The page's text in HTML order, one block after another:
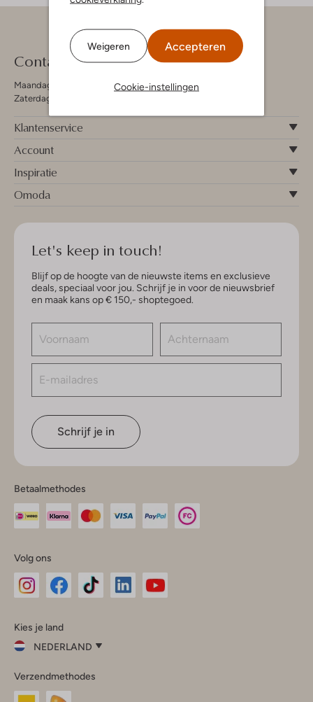
Weigeren Accepteren
Cookie-instellingen
Contact
Maandag - Vrijdag 09:00 - 19:00 uur
Zaterdag 09:00 - 17:00 uur
Klantenservice
Account
Inspiratie
Omoda
Let's keep in touch!
Blijf op de hoogte van de nieuwste items en exclusieve
deals, speciaal voor jou. Schrijf je in voor de nieuwsbrief
en maak kans op € 150,- shoptegoed.
Schrijf je in
Betaalmethodes
Volg ons
InstagramFacebook
Kies je land
NEDERLAND
je
land
Verzendmethodes